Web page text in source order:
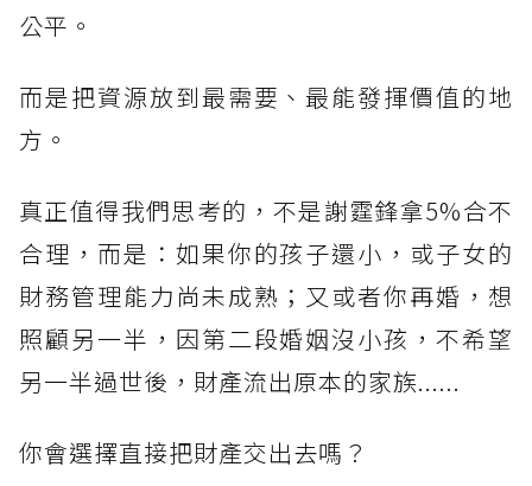
公平。
而是把資源放到最需要、最能發揮價值的地
方。
真正值得我們思考的，不是謝霆鋒拿5%合不
合理，而是：如果你的孩子還小，或子女的
財務管理能力尚未成熟；又或者你再婚，想
照顧另一半，因第二段婚姻沒小孩，不希望
另一半過世後，財產流出原本的家族......
你會選擇直接把財產交出去嗎？